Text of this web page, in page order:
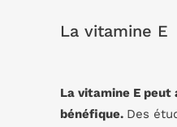
La vitamine E
La vitamine E peut
bénéfique. Des